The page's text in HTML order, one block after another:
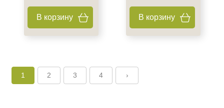
В корзину В корзину
1 2 3 4 ›